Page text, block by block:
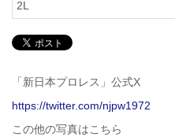
2L
「新日本プロレス」公式X
https://twitter.com/njpw1972
この他の写真はこちら